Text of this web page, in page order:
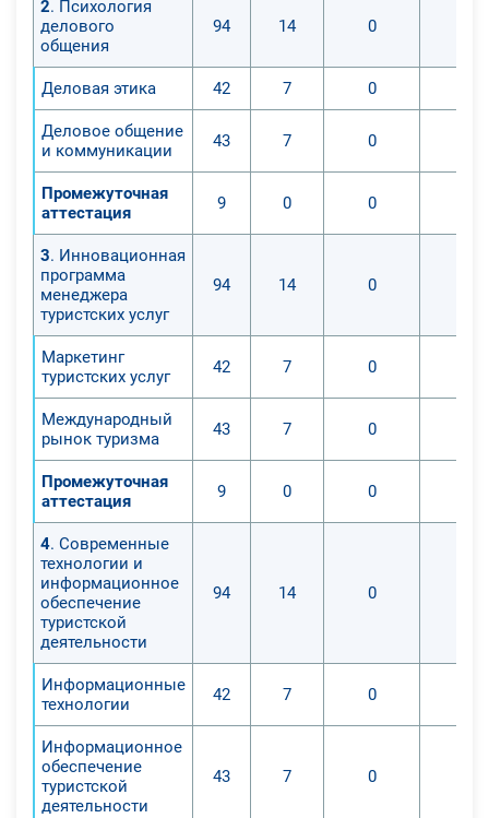
2. Психология
делового
общения
94 14 0
Деловая этика 42 7 0
Деловое общение
и коммуникации
43 7 0
Промежуточная
аттестация
9 0 0
3. Инновационная
программа
менеджера
туристских услуг
94 14 0
Маркетинг
туристских услуг
42 7 0
Международный
рынок туризма
43 7 0
Промежуточная
аттестация
9 0 0
4. Современные
технологии и
информационное
обеспечение
туристской
деятельности
94 14 0
Информационные
технологии
42 7 0
Информационное
обеспечение
туристской
деятельности
43 7 0